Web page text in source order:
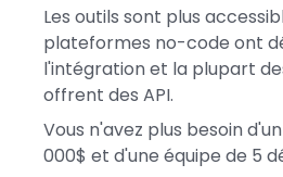
Les outils sont plus
plateformes no-code ont
l'intégration et la plupart
offrent des API.
Vous n'avez plus besoin
000$ et d'une équipe de 5